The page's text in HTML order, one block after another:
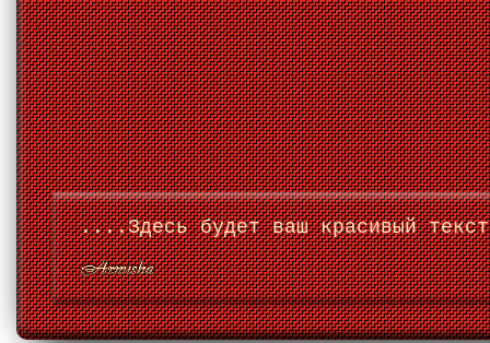
....Здесь будет ваш красивый